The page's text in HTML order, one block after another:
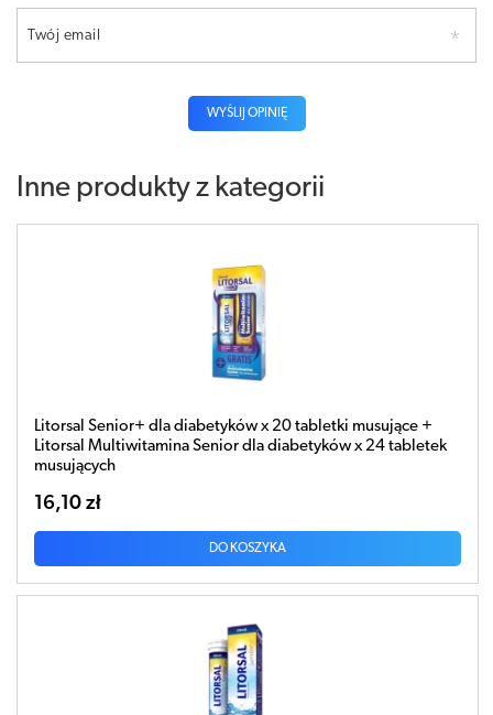
Twój email
WYŚLIJ OPINIĘ
Inne produkty z kategorii
Litorsal Senior+ dla diabetyków x 20 tabletki musujące +
Litorsal Multiwitamina Senior dla diabetyków x 24 tabletek
musujących
16,10 zł
DO KOSZYKA